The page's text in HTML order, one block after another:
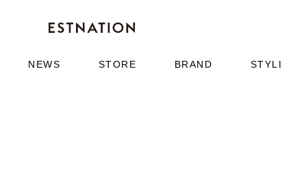
NEWS STORE BRAND